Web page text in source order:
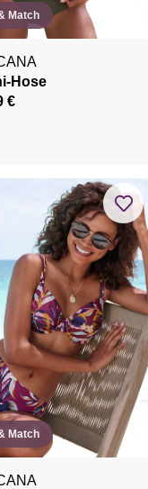
Match
Hose
€
Match